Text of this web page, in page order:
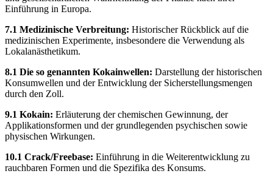
Einführung in Europa.
7.1 Medizinische Verbreitung: Historischer Rückblick auf die
medizinischen Experimente, insbesondere die Verwendung als
Lokalanästhetikum.
8.1 Die so genannten Kokainwellen: Darstellung der historischen
Konsumwellen und der Entwicklung der Sicherstellungsmengen
durch den Zoll.
9.1 Kokain: Erläuterung der chemischen Gewinnung, der
Applikationsformen und der grundlegenden psychischen sowie
physischen Wirkungen.
10.1 Crack/Freebase: Einführung in die Weiterentwicklung zu
rauchbaren Formen und die Spezifika des Konsums.